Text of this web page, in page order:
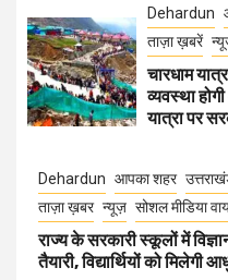
Dehardun
ताज़ा ख़बरें
चारधाम
व्यवस्था
यात्रा पर
Dehardun आपका शहर
ताज़ा ख़बर न्यूज़ सोशल मीडिया
राज्य के सरकारी स्कूलों में
तैयारी, विद्यार्थियों को मिलेगी